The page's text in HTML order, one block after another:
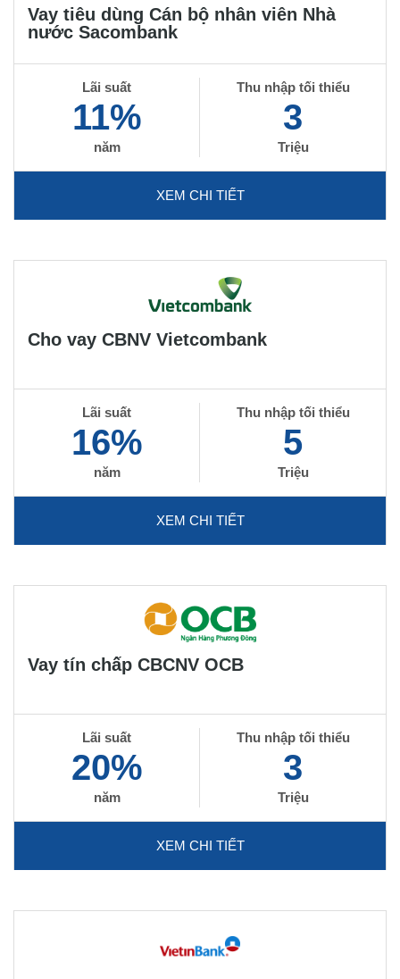
Vay tiêu dùng Cán bộ nhân viên Nhà
nước Sacombank
Lãi suất
11%
năm
Thu nhập tối thiểu
3
Triệu
XEM CHI TIẾT
Cho vay CBNV Vietcombank
Lãi suất
16%
năm
Thu nhập tối thiểu
5
Triệu
XEM CHI TIẾT
Vay tín chấp CBCNV OCB
Lãi suất
20%
năm
Thu nhập tối thiểu
3
Triệu
XEM CHI TIẾT